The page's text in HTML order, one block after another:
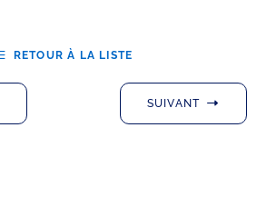
RETOUR À LA LISTE
SUIVANT